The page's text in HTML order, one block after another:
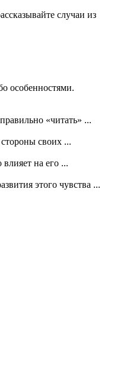
случаи из
особенностями.
«читать» ...
своих ...
на его ...
этого чувства ...